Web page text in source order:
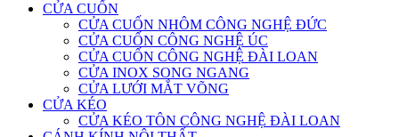
CỬA CUỐN
CỬA CUỐN NHÔM CÔNG NGHỆ ĐỨC
CỬA CUỐN CÔNG NGHỆ ÚC
CỬA CUỐN CÔNG NGHỆ ĐÀI LOAN
CỬA INOX SONG NGANG
CỬA LƯỚI MẮT VÕNG
CỬA KÉO
CỬA KÉO TÔN CÔNG NGHỆ ĐÀI LOAN